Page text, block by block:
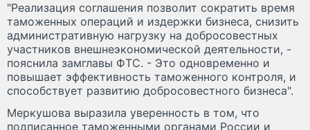
"Реализация соглашения позволит сократить время
таможенных операций и издержки бизнеса, снизить
административную нагрузку на добросовестных
участников внешнеэкономической деятельности, -
пояснила замглавы ФТС. - Это одновременно и
повышает эффективность таможенного контроля, и
способствует развитию добросовестного бизнеса".
Меркушова выразила уверенность в том, что
подписанное таможенными органами России и